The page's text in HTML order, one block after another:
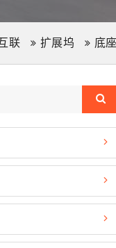
联 扩展坞 底